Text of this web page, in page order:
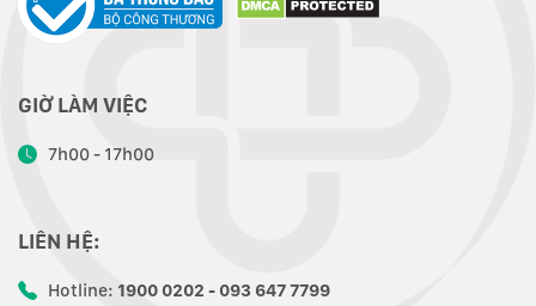
GIỜ LÀM VIỆC
7h00 - 17h00
LIÊN HỆ:
Hotline: 1900 0202 - 093 647 7799